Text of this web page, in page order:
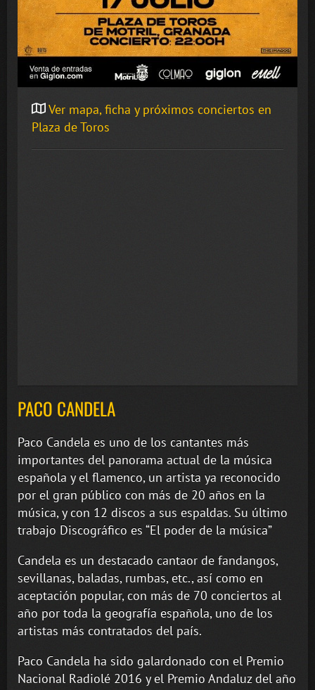
Ver mapa, ficha y próximos conciertos en
Plaza de Toros
PACO CANDELA
Paco Candela es uno de los cantantes más
importantes del panorama actual de la música
española y el flamenco, un artista ya reconocido
por el gran público con más de 20 años en la
música, y con 12 discos a sus espaldas. Su último
trabajo Discográfico es “El poder de la música”
Candela es un destacado cantaor de fandangos,
sevillanas, baladas, rumbas, etc., así como en
aceptación popular, con más de 70 conciertos al
año por toda la geografía española, uno de los
artistas más contratados del país.
Paco Candela ha sido galardonado con el Premio
Nacional Radiolé 2016 y el Premio Andaluz del año